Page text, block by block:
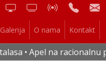
Galerija O nama Kontakt
potrošnju vode